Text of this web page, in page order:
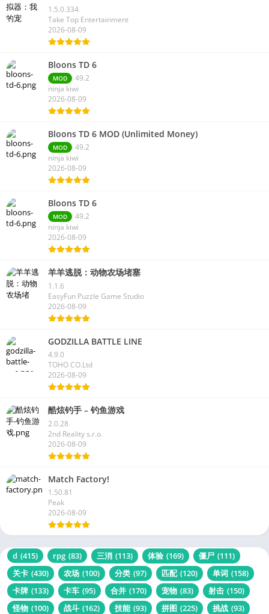
1.5.0.334
Take Top Entertainment
2026-08-09
Bloons TD 6
MOD
49.2
ninja kiwi
2026-08-09
Bloons TD 6 MOD (Unlimited Money)
MOD
49.2
ninja kiwi
2026-08-09
Bloons TD 6
MOD
49.2
ninja kiwi
2026-08-09
羊羊逃脱：动物农场堵塞
1.1.6
EasyFun Puzzle Game Studio
2026-08-09
GODZILLA BATTLE LINE
4.9.0
TOHO CO.Ltd
2026-08-09
酷炫钓手 – 钓鱼游戏
2.0.28
2nd Reality s.r.o.
2026-08-09
Match Factory!
1.50.81
Peak
2026-08-09
d (415) rpg (83) 三消 (113) 体验 (169) 僵尸 (111)
关卡 (430) 农场 (100) 分类 (97) 匹配 (120) 单词 (158)
卡牌 (133) 卡车 (95) 合并 (170) 宠物 (83) 射击 (150)
怪物 (100) 战斗 (162) 技能 (93) 拼图 (225) 挑战 (93)